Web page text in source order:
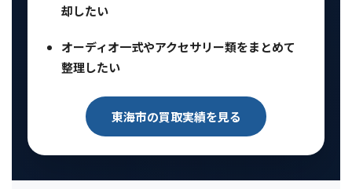
却したい
オーディオ一式やアクセサリー類をまとめて
整理したい
東海市の買取実績を見る